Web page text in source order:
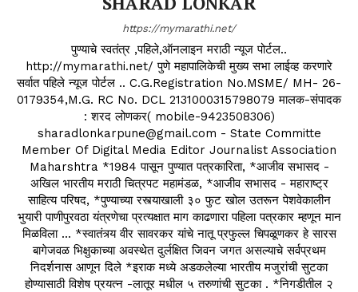
https://mymarathi.net/
पुण्याचे स्वतंत्र ,पहिले,ऑनलाइन मराठी न्यूज पोर्टल..
http://mymarathi.net/ पुणे महापालिकेची मुख्य सभा लाईव्ह करणारे
सर्वात पहिले न्यूज पोर्टल .. C.G.Registration No.MSME/ MH- 26-
0179354,M.G. RC No. DCL 2131000315798079 मालक-संपादक
: शरद लोणकर( mobile-9423508306)
sharadlonkarpune@gmail.com - State Committe
Member Of Digital Media Editor Journalist Association
Maharshtra *1984 पासून पुण्यात पत्रकारिता, *आजीव सभासद -
अखिल भारतीय मराठी चित्रपट महामंडळ, *आजीव सभासद - महाराष्ट्र
साहित्य परिषद, *पुण्याच्या रस्त्याखाली ३० फुट खोल उतरून पेशवेकालीन
भुयारी पाणीपुरवठा यंत्रणेचा प्रत्यक्षात माग काढणारा पहिला पत्रकार म्हणून मान
मिळविला ... *स्वातंत्र्य वीर सावरकर यांचे नातू प्रफुल्ल चिपळूणकर हे सारस
बागेजवळ भिक्षुकाच्या अवस्थेत दुर्लक्षित जिवन जगत असल्याचे सर्वप्रथम
निदर्शनास आणून दिले *इराक मध्ये अडकलेल्या भारतीय मजुरांची सुटका
होण्यासाठी विशेष प्रयत्न -लातूर मधील ५ तरुणांची सुटका . *निगडीतील २